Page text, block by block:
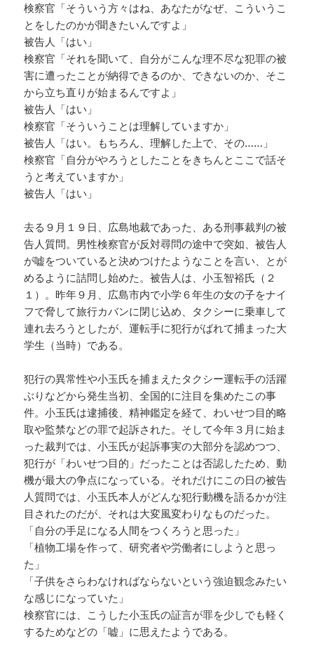
検察官「そういう方々はね、あなたがなぜ、こういうこ
とをしたのかが聞きたいんですよ」
被告人「はい」
検察官「それを聞いて、自分がこんな理不尽な犯罪の被
害に遭ったことが納得できるのか、できないのか、そこ
から立ち直りが始まるんですよ」
被告人「はい」
検察官「そういうことは理解していますか」
被告人「はい。もちろん、理解した上で、その……」
検察官「自分がやろうとしたことをきちんとここで話そ
うと考えていますか」
被告人「はい」
去る９月１９日、広島地裁であった、ある刑事裁判の被
告人質問。男性検察官が反対尋問の途中で突如、被告人
が嘘をついていると決めつけたようなことを言い、とが
めるように詰問し始めた。被告人は、小玉智裕氏（２
１）。昨年９月、広島市内で小学６年生の女の子をナイ
フで脅して旅行カバンに閉じ込め、タクシーに乗車して
連れ去ろうとしたが、運転手に犯行がばれて捕まった大
学生（当時）である。
犯行の異常性や小玉氏を捕まえたタクシー運転手の活躍
ぶりなどから発生当初、全国的に注目を集めたこの事
件。小玉氏は逮捕後、精神鑑定を経て、わいせつ目的略
取や監禁などの罪で起訴された。そして今年３月に始ま
った裁判では、小玉氏が起訴事実の大部分を認めつつ、
犯行が「わいせつ目的」だったことは否認したため、動
機が最大の争点になっている。それだけにこの日の被告
人質問では、小玉氏本人がどんな犯行動機を語るかが注
目されたのだが、それは大変風変わりなものだった。
「自分の手足になる人間をつくろうと思った」
「植物工場を作って、研究者や労働者にしようと思っ
た」
「子供をさらわなければならないという強迫観念みたい
な感じになっていた」
検察官には、こうした小玉氏の証言が罪を少しでも軽く
するためなどの「嘘」に思えたようである。